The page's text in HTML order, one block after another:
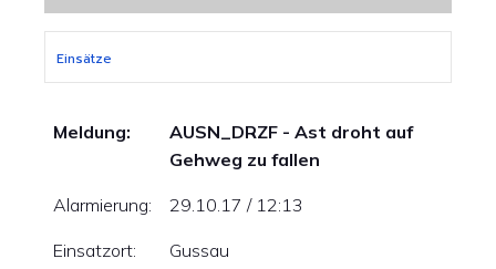
Einsätze
Meldung:
AUSN_DRZF - Ast droht auf
Gehweg zu fallen
Alarmierung: 29.10.17 / 12:13
Einsatzort: Gussau